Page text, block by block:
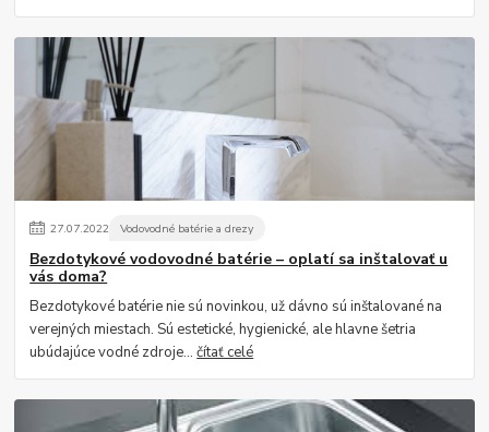
27.07.2022 Vodovodné batérie a drezy
Bezdotykové vodovodné batérie – oplatí sa inštalovať u
vás doma?
Bezdotykové batérie nie sú novinkou, už dávno sú inštalované na
verejných miestach. Sú estetické, hygienické, ale hlavne šetria
ubúdajúce vodné zdroje...čítať celé